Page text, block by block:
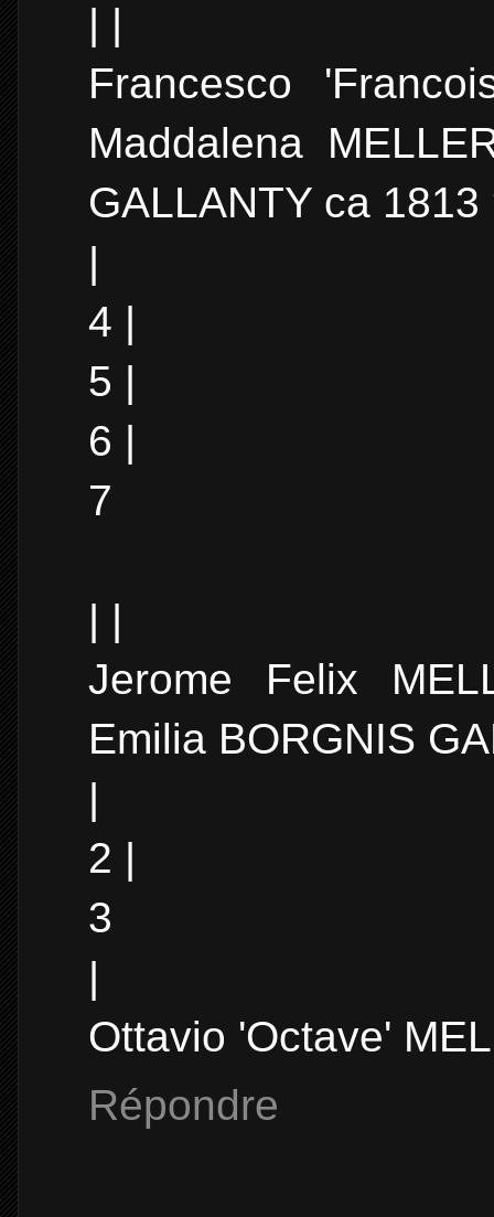
| |
Francesco
Maddalena
GALLANTY ca 1813
|
4 |
5 |
6 |
7
| |
Jerome Felix
Emilia BORGNIS
|
2 |
3
|
Ottavio 'Octave'
Répondre